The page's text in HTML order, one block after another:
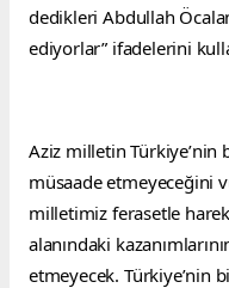
dedikleri Abdullah
ediyorlar” ifadelerini
Aziz milletin Türkiye’nin
müsaade etmeyeceğini
milletimiz ferasetle
alanındaki
etmeyecek. Türkiye’nin